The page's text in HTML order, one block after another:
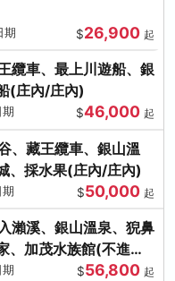
期 $26,900 起
纜車、最上川遊船、銀
(庄內/庄內)
$46,000 起
、藏王纜車、銀山溫
、採水果(庄內/庄內)
$50,000 起
瀨溪、銀山溫泉、猊鼻
、加茂水族館(不進店)
$56,800 起